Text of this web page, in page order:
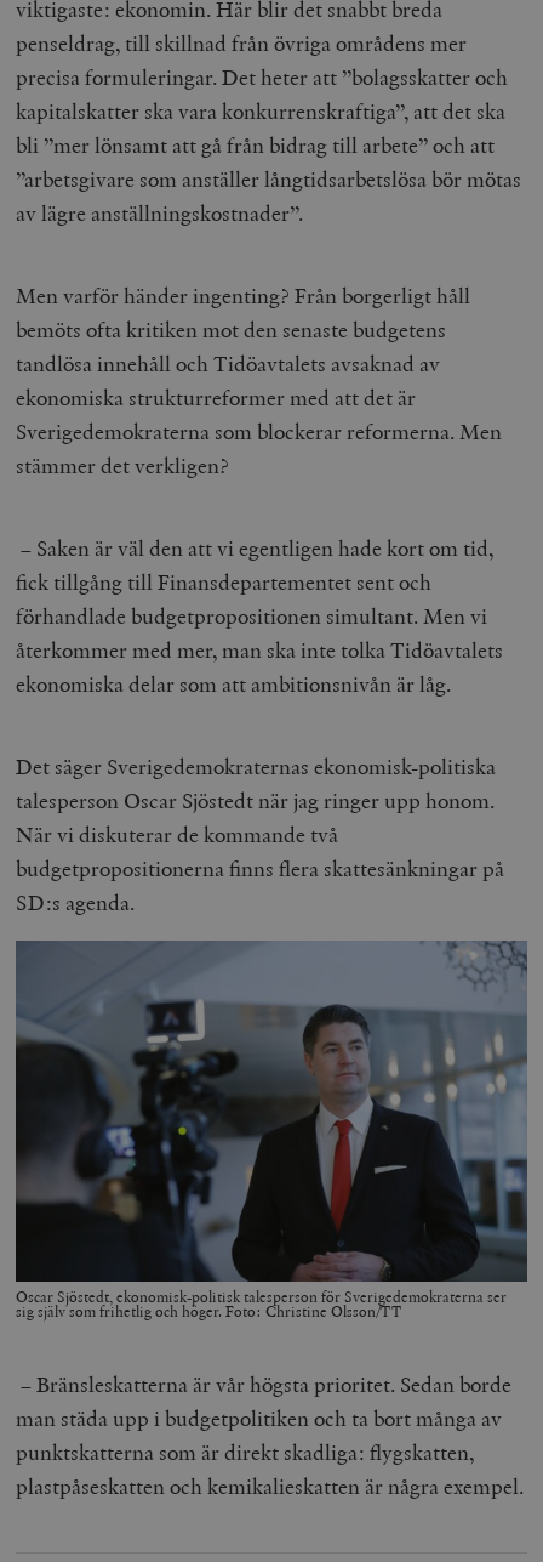
viktigaste: ekonomin. Här blir det snabbt breda
penseldrag, till skillnad från övriga områdens mer
precisa formuleringar. Det heter att ’’bolagsskatter och
kapitalskatter ska vara konkurrenskraftiga’’, att det ska
bli ’’mer lönsamt att gå från bidrag till arbete’’ och att
’’arbetsgivare som anställer långtidsarbetslösa bör mötas
av lägre anställningskostnader’’.
Men varför händer ingenting? Från borgerligt håll
bemöts ofta kritiken mot den senaste budgetens
tandlösa innehåll och Tidöavtalets avsaknad av
ekonomiska strukturreformer med att det är
Sverigedemokraterna som blockerar reformerna. Men
stämmer det verkligen?
– Saken är väl den att vi egentligen hade kort om tid,
fick tillgång till Finansdepartementet sent och
förhandlade budgetpropositionen simultant. Men vi
återkommer med mer, man ska inte tolka Tidöavtalets
ekonomiska delar som att ambitionsnivån är låg.
Det säger Sverigedemokraternas ekonomisk-politiska
talesperson Oscar Sjöstedt när jag ringer upp honom.
När vi diskuterar de kommande två
budgetpropositionerna finns flera skattesänkningar på
SD:s agenda.
Oscar Sjöstedt, ekonomisk-politisk talesperson för Sverigedemokraterna ser
sig själv som frihetlig och höger. Foto: Christine Olsson/TT
– Bränsleskatterna är vår högsta prioritet. Sedan borde
man städa upp i budgetpolitiken och ta bort många av
punktskatterna som är direkt skadliga: flygskatten,
plastpåseskatten och kemikalieskatten är några exempel.